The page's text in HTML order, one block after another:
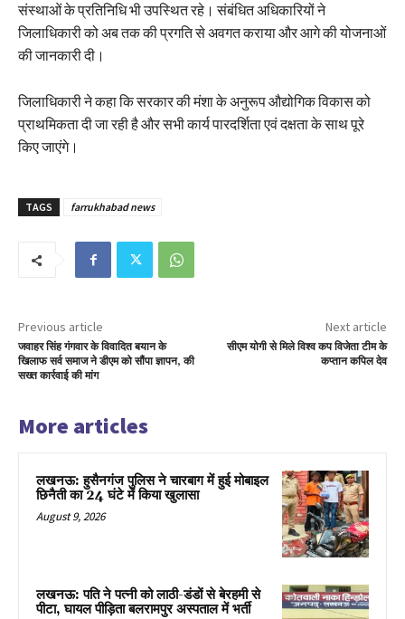
संस्थाओं के प्रतिनिधि भी उपस्थित रहे। संबंधित अधिकारियों ने
जिलाधिकारी को अब तक की प्रगति से अवगत कराया और आगे की योजनाओं
की जानकारी दी।
जिलाधिकारी ने कहा कि सरकार की मंशा के अनुरूप औद्योगिक विकास को
प्राथमिकता दी जा रही है और सभी कार्य पारदर्शिता एवं दक्षता के साथ पूरे
किए जाएंगे।
TAGS farrukhabad news
Previous article
जवाहर सिंह गंगवार के विवादित बयान के
खिलाफ सर्व समाज ने डीएम को सौंपा ज्ञापन, की
सख्त कार्रवाई की मांग
Next article
सीएम योगी से मिले विश्व कप विजेता टीम के
कप्तान कपिल देव
More articles
लखनऊ: हुसैनगंज पुलिस ने चारबाग में हुई मोबाइल
छिनैती का 24 घंटे में किया खुलासा
August 9, 2026
लखनऊ: पति ने पत्नी को लाठी-डंडों से बेरहमी से
पीटा, घायल पीड़िता बलरामपुर अस्पताल में भर्ती